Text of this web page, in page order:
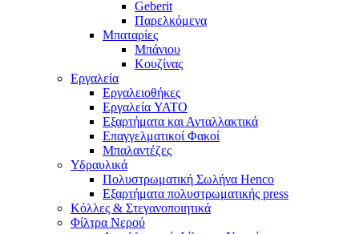
Geberit
Παρελκόμενα
Μπαταρίες
Μπάνιου
Κουζίνας
Εργαλεία
Εργαλειοθήκες
Εργαλεία YATO
Εξαρτήματα και Ανταλλακτικά
Επαγγελματικοί Φακοί
Μπαλαντέζες
Υδραυλικά
Πολυστρωματική Σωλήνα Henco
Εξαρτήματα πολυστρωματικής press
Κόλλες & Στεγανοποιητικά
Φίλτρα Νερού